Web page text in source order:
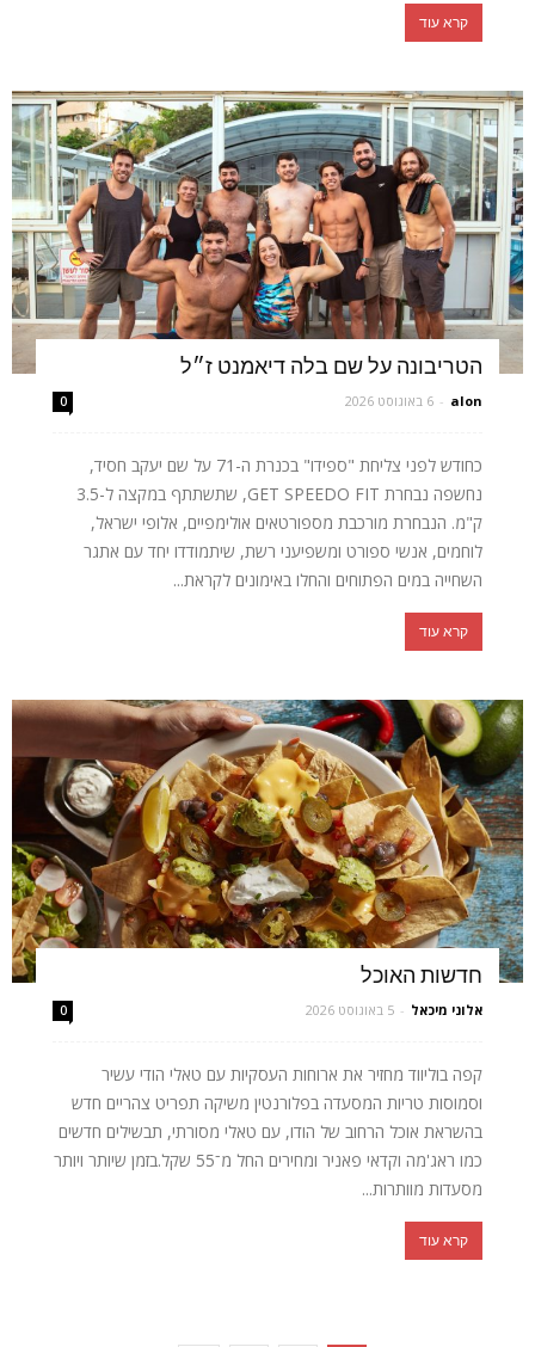
קרא עוד
הטריבונה על שם בלה דיאמנט ז״ל
alon
- 6 באוגוסט 2026 0
כחודש לפני צליחת "ספידו" בכנרת ה-71 על שם יעקב חסיד,
נחשפה נבחרת GET SPEEDO FIT, שתשתתף במקצה ל-3.5
ק"מ. הנבחרת מורכבת מספורטאים אולימפיים, אלופי ישראל,
לוחמים, אנשי ספורט ומשפיעני רשת, שיתמודדו יחד עם אתגר
השחייה במים הפתוחים והחלו באימונים לקראת...
קרא עוד
חדשות האוכל
אלוני מיכאל - 5 באוגוסט 2026 0
קפה בוליווד מחזיר את ארוחות העסקיות עם טאלי הודי עשיר
וסמוסות טריות המסעדה בפלורנטין משיקה תפריט צהריים חדש
בהשראת אוכל הרחוב של הודו, עם טאלי מסורתי, תבשילים חדשים
כמו ראג'מה וקדאי פאניר ומחירים החל מ־55 שקל.בזמן שיותר ויותר
מסעדות מוותרות...
קרא עוד